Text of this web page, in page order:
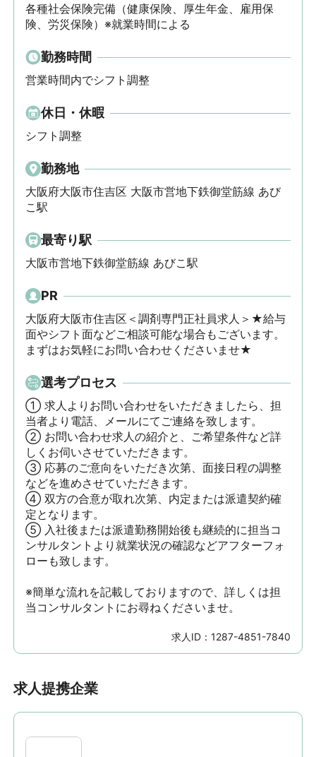
各種社会保険完備（健康保険、厚生年金、雇用保
険、労災保険）※就業時間による
勤務時間
営業時間内でシフト調整
休日・休暇
シフト調整
勤務地
大阪府大阪市住吉区 大阪市営地下鉄御堂筋線 あび
こ駅
最寄り駅
大阪市営地下鉄御堂筋線 あびこ駅
PR
大阪府大阪市住吉区＜調剤専門正社員求人＞★給与
面やシフト面などご相談可能な場合もございます。
まずはお気軽にお問い合わせくださいませ★
選考プロセス
① 求人よりお問い合わせをいただきましたら、担
当者より電話、メールにてご連絡を致します。
② お問い合わせ求人の紹介と、ご希望条件など詳
しくお伺いさせていただきます。
③ 応募のご意向をいただき次第、面接日程の調整
などを進めさせていただきます。
④ 双方の合意が取れ次第、内定または派遣契約確
定となります。
⑤ 入社後または派遣勤務開始後も継続的に担当コ
ンサルタントより就業状況の確認などアフターフォ
ローも致します。
※簡単な流れを記載しておりますので、詳しくは担
当コンサルタントにお尋ねくださいませ。
求人ID：1287-4851-7840
求人提携企業